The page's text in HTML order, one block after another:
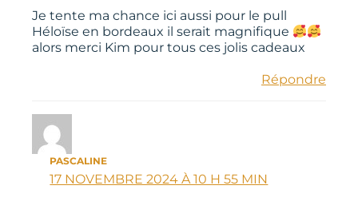
Je tente ma chance ici aussi pour le pull
Héloïse en bordeaux il serait magnifique
alors merci Kim pour tous ces jolis cadeaux
Répondre
PASCALINE
17 NOVEMBRE 2024 À 10 H 55 MIN